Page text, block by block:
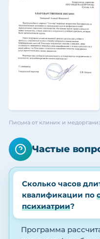
Письма от клиник и
Частые
Сколько часов
квалификации по
психиатрии?
Программа